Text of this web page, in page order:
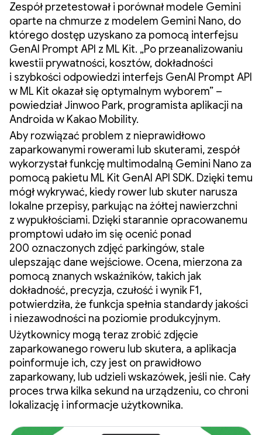
Zespół przetestował i porównał modele Gemini
oparte na chmurze z modelem Gemini Nano, do
którego dostęp uzyskano za pomocą interfejsu
GenAI Prompt API z ML Kit. „Po przeanalizowaniu
kwestii prywatności, kosztów, dokładności
i szybkości odpowiedzi interfejs GenAI Prompt API
w ML Kit okazał się optymalnym wyborem” –
powiedział Jinwoo Park, programista aplikacji na
Androida w Kakao Mobility.
Aby rozwiązać problem z nieprawidłowo
zaparkowanymi rowerami lub skuterami, zespół
wykorzystał funkcję multimodalną Gemini Nano za
pomocą pakietu ML Kit GenAI API SDK. Dzięki temu
mógł wykrywać, kiedy rower lub skuter narusza
lokalne przepisy, parkując na żółtej nawierzchni
z wypukłościami. Dzięki starannie opracowanemu
promptowi udało im się ocenić ponad
200 oznaczonych zdjęć parkingów, stale
ulepszając dane wejściowe. Ocena, mierzona za
pomocą znanych wskaźników, takich jak
dokładność, precyzja, czułość i wynik F1,
potwierdziła, że funkcja spełnia standardy jakości
i niezawodności na poziomie produkcyjnym.
Użytkownicy mogą teraz zrobić zdjęcie
zaparkowanego roweru lub skutera, a aplikacja
poinformuje ich, czy jest on prawidłowo
zaparkowany, lub udzieli wskazówek, jeśli nie. Cały
proces trwa kilka sekund na urządzeniu, co chroni
lokalizację i informacje użytkownika.